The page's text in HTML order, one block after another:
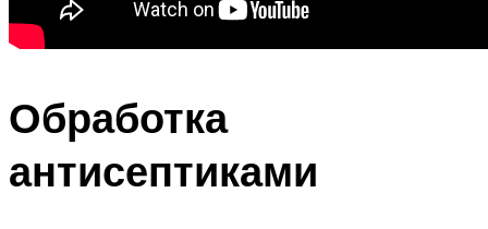
Обработка
антисептиками